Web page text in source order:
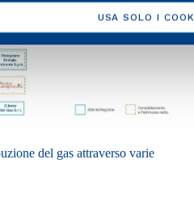
USA SOLO I
del gas attraverso varie